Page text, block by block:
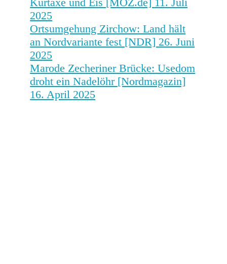
2025
Ortsumgehung Zirchow: Land hält
an Nordvariante fest [NDR] 26. Juni
2025
Marode Zecheriner Brücke: Usedom
droht ein Nadelöhr [Nordmagazin]
16. April 2025